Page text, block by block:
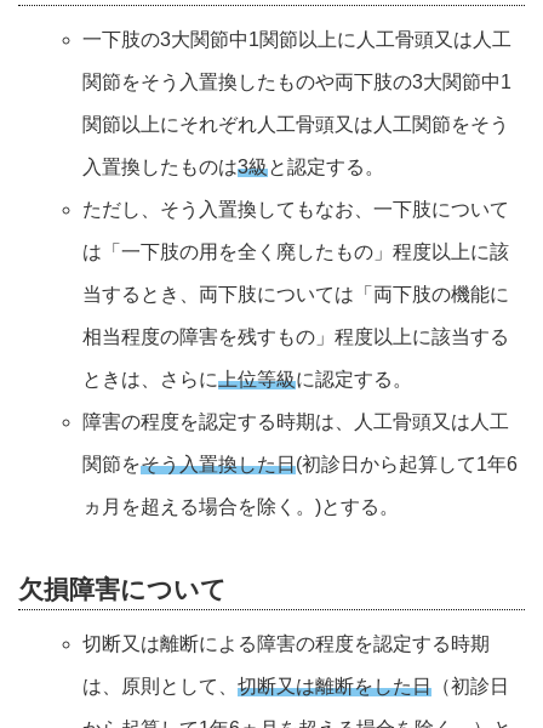
一下肢の3大関節中1関節以上に人工骨頭又は人工
関節をそう入置換したものや両下肢の3大関節中1
関節以上にそれぞれ人工骨頭又は人工関節をそう
入置換したものは3級と認定する。
ただし、そう入置換してもなお、一下肢について
は「一下肢の用を全く廃したもの」程度以上に該
当するとき、両下肢については「両下肢の機能に
相当程度の障害を残すもの」程度以上に該当する
ときは、さらに上位等級に認定する。
障害の程度を認定する時期は、人工骨頭又は人工
関節をそう入置換した日(初診日から起算して1年6
ヵ月を超える場合を除く。)とする。
欠損障害について
切断又は離断による障害の程度を認定する時期
は、原則として、 切断又は離断をした日（初診日